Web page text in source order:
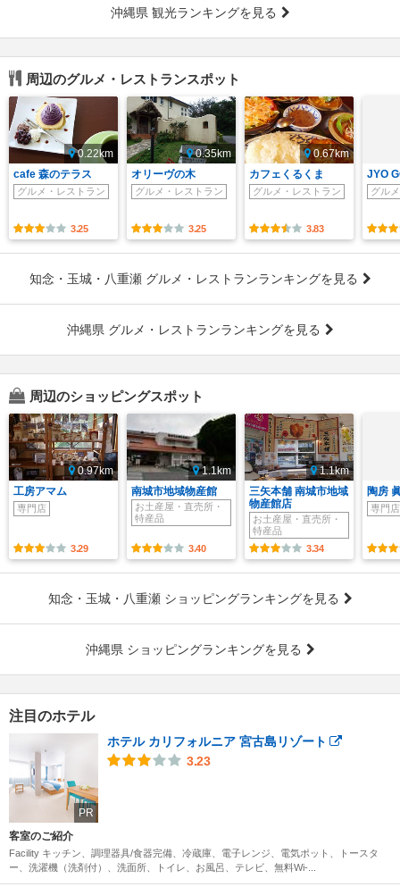
沖縄県 観光ランキングを見る
周辺のグルメ・レストランスポット
0.22km
cafe 森のテラス
グルメ・レストラン
3.25
0.35km
オリーヴの木
グルメ・レストラン
3.25
0.67km
カフェくるくま
グルメ・レストラン
3.83
JYO
グル
知念・玉城・八重瀬 グルメ・レストランランキングを見る
沖縄県 グルメ・レストランランキングを見る
周辺のショッピングスポット
0.97km
工房アマム
専門店
3.29
1.1km
南城市地域物産館
お土産屋・直売所・
特産品
3.40
1.1km
三矢本舗 南城市地域
物産館店
お土産屋・直売所・
特産品
3.34
陶房
専門店
知念・玉城・八重瀬 ショッピングランキングを見る
沖縄県 ショッピングランキングを見る
注目のホテル
PR
ホテル カリフォルニア 宮古島リゾート
3.23
客室のご紹介
Facility キッチン、調理器具/食器完備、冷蔵庫、電子レンジ、電気ポット、トースタ
ー、洗濯機（洗剤付）、洗面所、トイレ、お風呂、テレビ、無料Wi-...